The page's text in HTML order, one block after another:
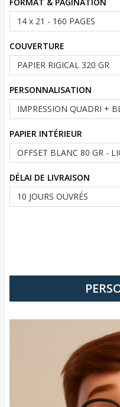
COUVERTURE
PERSONNALISATION
PAPIER INTÉRIEUR
DÉLAI DE LIVRAISON